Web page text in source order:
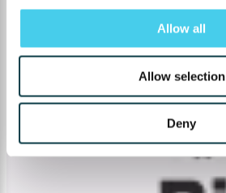
Allow all
Allow selection
Deny